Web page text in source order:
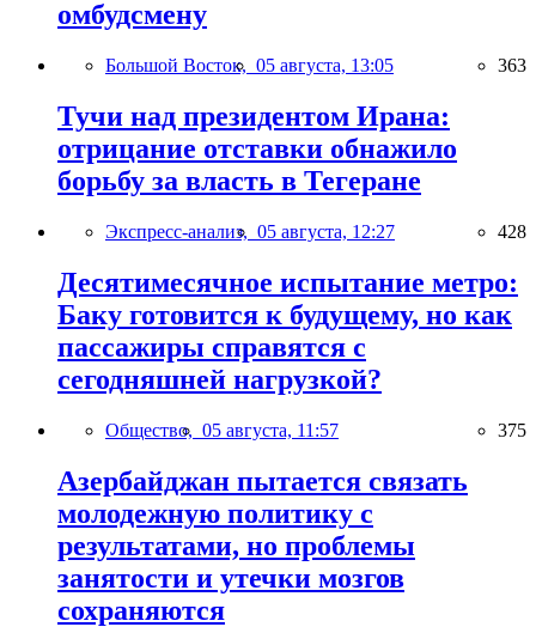
омбудсмену
Большой Восток, 05 августа, 13:05 363
Тучи над президентом Ирана:
отрицание отставки обнажило
борьбу за власть в Тегеране
Экспресс-анализ, 05 августа, 12:27 428
Десятимесячное испытание метро:
Баку готовится к будущему, но как
пассажиры справятся с
сегодняшней нагрузкой?
Общество, 05 августа, 11:57 375
Азербайджан пытается связать
молодежную политику с
результатами, но проблемы
занятости и утечки мозгов
сохраняются